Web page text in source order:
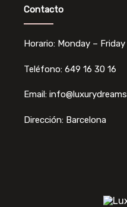
Contacto
Horario: Monday –
Teléfono: 649 16 30 16
Email:
Dirección: Barcelona